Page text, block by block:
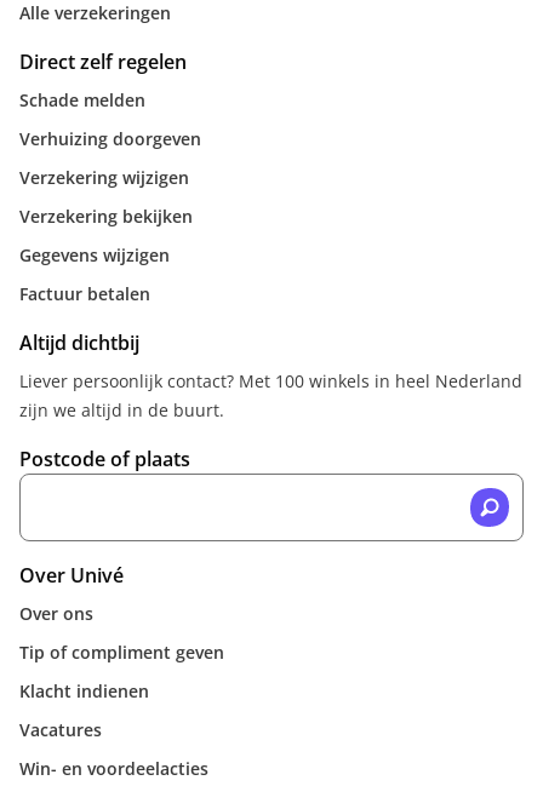
Alle verzekeringen
Direct zelf regelen
Schade melden
Verhuizing doorgeven
Verzekering wijzigen
Verzekering bekijken
Gegevens wijzigen
Factuur betalen
Altijd dichtbij
Liever persoonlijk contact? Met 100 winkels in heel Nederland
zijn we altijd in de buurt.
Postcode of plaats
Over Univé
Over ons
Tip of compliment geven
Klacht indienen
Vacatures
Win- en voordeelacties